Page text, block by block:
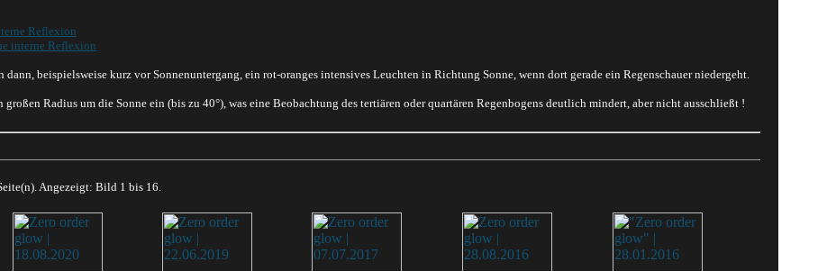
Reflexion
interne Reflexion
dann, beispielsweise kurz vor Sonnenuntergang, ein rot-oranges intensives Leuchten in Richtung Sonne, wenn dort gerade ein Regenschauer niedergeht.
großen Radius um die Sonne ein (bis zu 40°), was eine Beobachtung des tertiären oder quartären Regenbogens deutlich mindert, aber nicht ausschließt !
Angezeigt: Bild 1 bis 16.